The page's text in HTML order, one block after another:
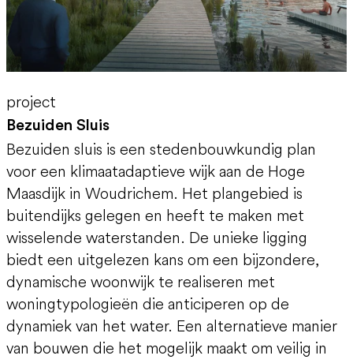
project
Bezuiden Sluis
Bezuiden sluis is een stedenbouwkundig plan
voor een klimaatadaptieve wijk aan de Hoge
Maasdijk in Woudrichem. Het plangebied is
buitendijks gelegen en heeft te maken met
wisselende waterstanden. De unieke ligging
biedt een uitgelezen kans om een bijzondere,
dynamische woonwijk te realiseren met
woningtypologieën die anticiperen op de
dynamiek van het water. Een alternatieve manier
van bouwen die het mogelijk maakt om veilig in